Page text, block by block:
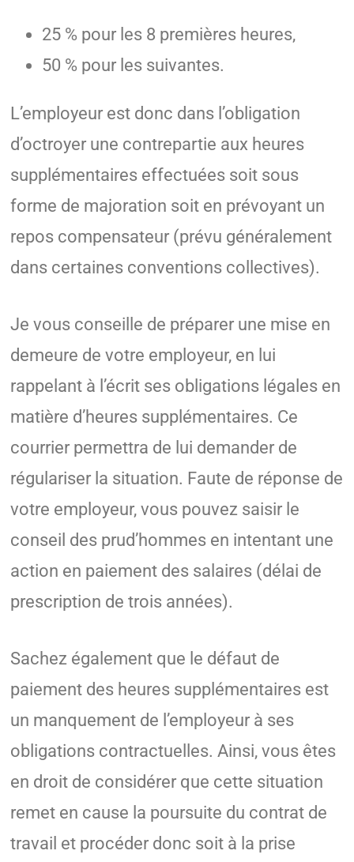
25 % pour les 8 premières heures,
50 % pour les suivantes.
L’employeur est donc dans l’obligation
d’octroyer une contrepartie aux heures
supplémentaires effectuées soit sous
forme de majoration soit en prévoyant un
repos compensateur (prévu généralement
dans certaines conventions collectives).
Je vous conseille de préparer une mise en
demeure de votre employeur, en lui
rappelant à l’écrit ses obligations légales en
matière d’heures supplémentaires. Ce
courrier permettra de lui demander de
régulariser la situation. Faute de réponse de
votre employeur, vous pouvez saisir le
conseil des prud’hommes en intentant une
action en paiement des salaires (délai de
prescription de trois années).
Sachez également que le défaut de
paiement des heures supplémentaires est
un manquement de l’employeur à ses
obligations contractuelles. Ainsi, vous êtes
en droit de considérer que cette situation
remet en cause la poursuite du contrat de
travail et procéder donc soit à la prise